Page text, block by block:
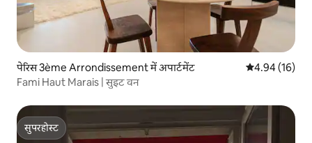
पेरिस 3ème Arrondissement में अपार्टमेंट औसत रेटिंग 5 में
4.94 (16)
Fami Haut Marais | सुइट वन
सुपरहोस्ट
सुपरहोस्ट